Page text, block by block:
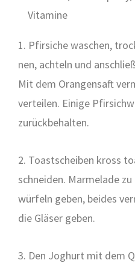
1. Pfir­si­che waschen,
nen, ach­teln und
Mit dem Oran­gen­saft
ver­tei­len. Eini­ge
zurück­be­hal­ten.
2. Toast­schei­ben kross
schnei­den. Mar­me­la­de
wür­feln geben, bei­des
die Glä­ser geben.
3. Den Joghurt mit dem